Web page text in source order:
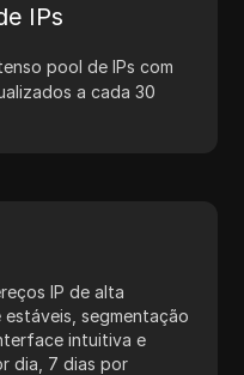
IPs
pool de IPs com
a cada 30
IP de alta
segmentação
intuitiva e
dia, 7 dias por